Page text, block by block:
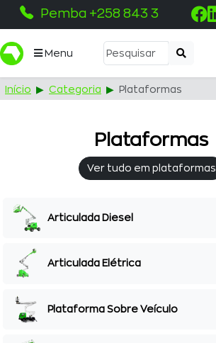
Pemba +258 843 330 100
Menu
Início Categoria Plataformas
Plataformas
Ver tudo em plataformas
Articulada Diesel
Articulada Elétrica
Plataforma Sobre Veículo